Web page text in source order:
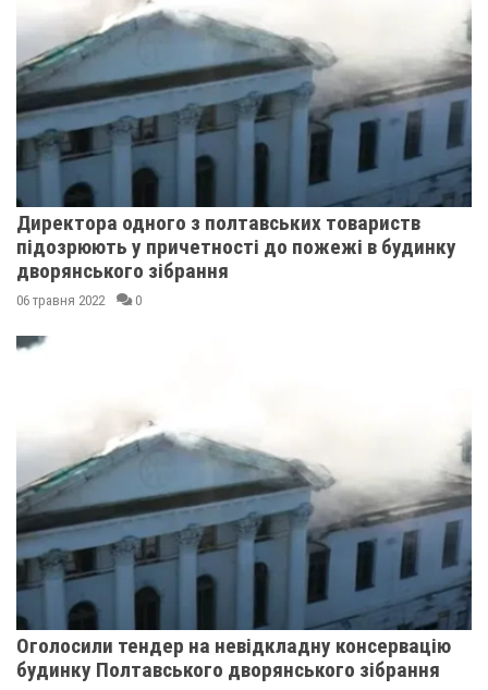
Директора одного з полтавських товариств
підозрюють у причетності до пожежі в будинку
дворянського зібрання
06 травня 2022 0
Оголосили тендер на невідкладну консервацію
будинку Полтавського дворянського зібрання